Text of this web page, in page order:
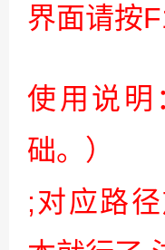
界面请按
使用说明
础。）
;对应路